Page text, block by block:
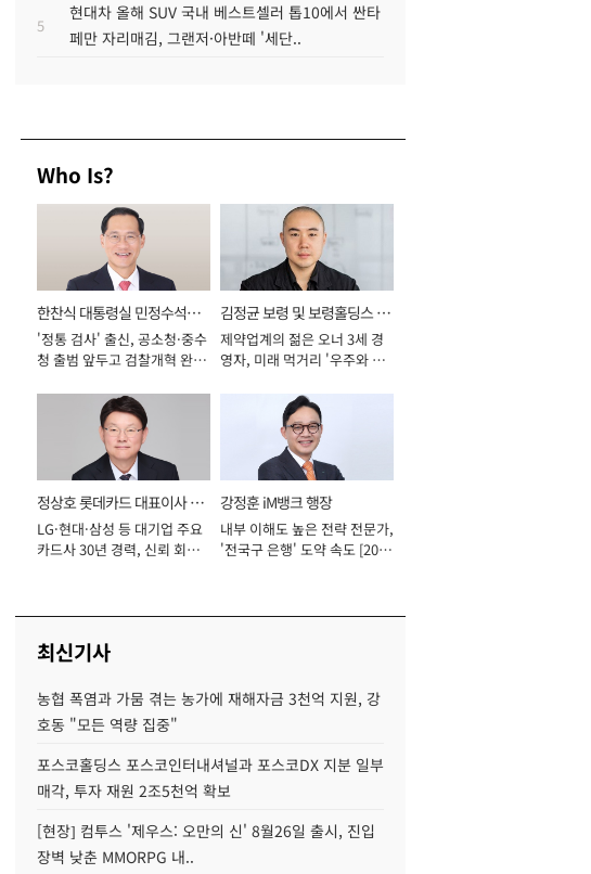
5
현대차 올해 SUV 국내 베스트셀러 톱10에서 싼타
페만 자리매김, 그랜저·아반떼 '세단..
Who Is?
한찬식 대통령실 민정수석비
서관
'정통 검사' 출신, 공소청·중수
청 출범 앞두고 검찰개혁 완수
김정균 보령 및 보령홀딩스 대
표이사 사장
제약업계의 젊은 오너 3세 경
영자, 미래 먹거리 '우주와 헬
정상호 롯데카드 대표이사 사
장
LG·현대·삼성 등 대기업 주요
카드사 30년 경력, 신뢰 회복
강정훈 iM뱅크 행장
내부 이해도 높은 전략 전문가,
'전국구 은행' 도약 속도 [2026
최신기사
농협 폭염과 가뭄 겪는 농가에 재해자금 3천억 지원, 강
호동 "모든 역량 집중"
포스코홀딩스 포스코인터내셔널과 포스코DX 지분 일부
매각, 투자 재원 2조5천억 확보
[현장] 컴투스 '제우스: 오만의 신' 8월26일 출시, 진입
장벽 낮춘 MMORPG 내..